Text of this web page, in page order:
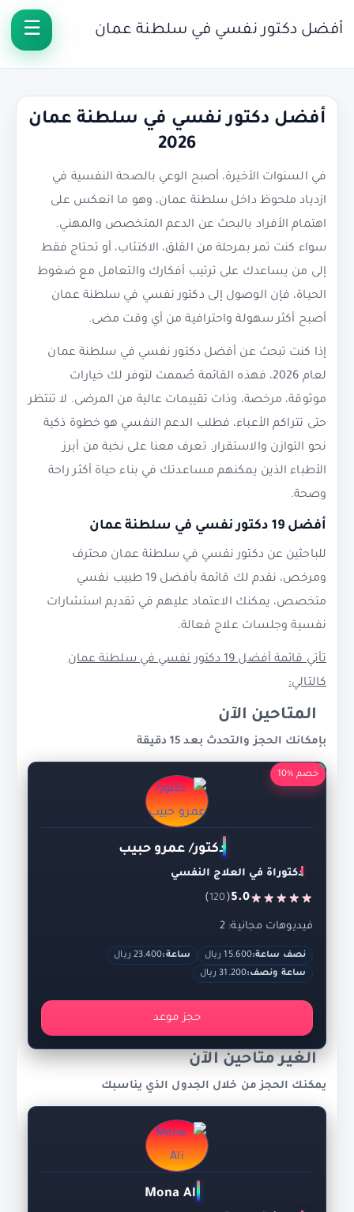
أفضل دكتور نفسي في سلطنة عمان
أفضل دكتور نفسي في سلطنة عمان
2026
في السنوات الأخيرة، أصبح الوعي بالصحة النفسية في
ازدياد ملحوظ داخل سلطنة عمان، وهو ما انعكس على
اهتمام الأفراد بالبحث عن الدعم المتخصص والمهني.
سواء كنت تمر بمرحلة من القلق، الاكتئاب، أو تحتاج فقط
إلى من يساعدك على ترتيب أفكارك والتعامل مع ضغوط
الحياة، فإن الوصول إلى دكتور نفسي في سلطنة عمان
أصبح أكثر سهولة واحترافية من أي وقت مضى.
إذا كنت تبحث عن أفضل دكتور نفسي في سلطنة عمان
لعام 2026، فهذه القائمة صُممت لتوفر لك خيارات
موثوقة، مرخصة، وذات تقييمات عالية من المرضى. لا تنتظر
حتى تتراكم الأعباء، فطلب الدعم النفسي هو خطوة ذكية
نحو التوازن والاستقرار. تعرف معنا على نخبة من أبرز
الأطباء الذين يمكنهم مساعدتك في بناء حياة أكثر راحة
وصحة.
أفضل 19 دكتور نفسي في سلطنة عمان
للباحثين عن دكتور نفسي في سلطنة عمان محترف
ومرخص، نقدم لك قائمة بأفضل 19 طبيب نفسي
متخصص، يمكنك الاعتماد عليهم في تقديم استشارات
نفسية وجلسات علاج فعالة.
تأتي قائمة أفضل 19 دكتور نفسي في سلطنة عمان
كالتالي:
المتاحين الآن
بإمكانك الحجز والتحدث بعد 15 دقيقة
خصم %10
دكتور/ عمرو حبيب
دكتوراة في العلاج النفسي
5.0
(
120
)
فيديوهات مجانية: 2
نصف ساعة:15.600 ريال ساعة:23.400 ريال
ساعة ونصف:31.200 ريال
حجز موعد
الغير متاحين الآن
يمكنك الحجز من خلال الجدول الذي يناسبك
Mona Ali